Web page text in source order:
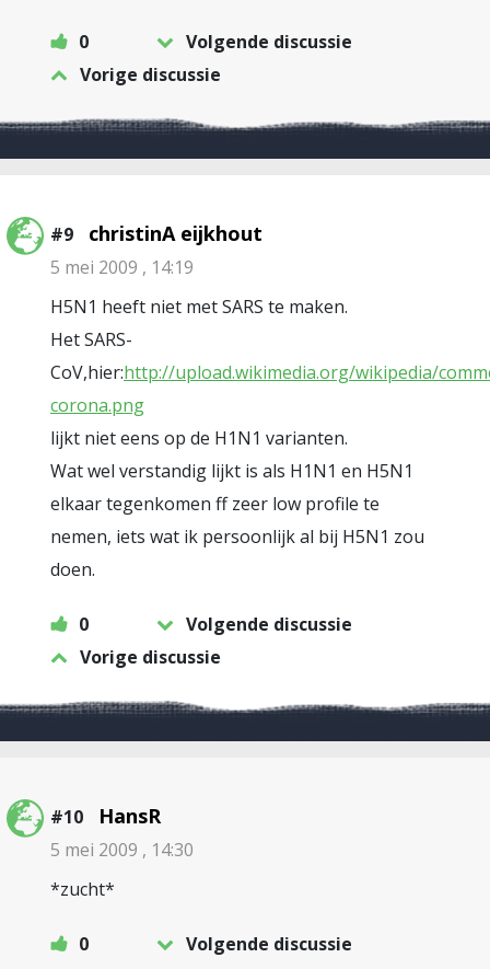
0
Volgende discussie
Vorige discussie
#9 christinA eijkhout
5 mei 2009 , 14:19
H5N1 heeft niet met SARS te maken.
Het SARS-
CoV,hier:http://upload.wikimedia.org/wikipedia/
corona.png
lijkt niet eens op de H1N1 varianten.
Wat wel verstandig lijkt is als H1N1 en H5N1
elkaar tegenkomen ff zeer low profile te
nemen, iets wat ik persoonlijk al bij H5N1 zou
doen.
0
Volgende discussie
Vorige discussie
#10 HansR
5 mei 2009 , 14:30
*zucht*
0
Volgende discussie